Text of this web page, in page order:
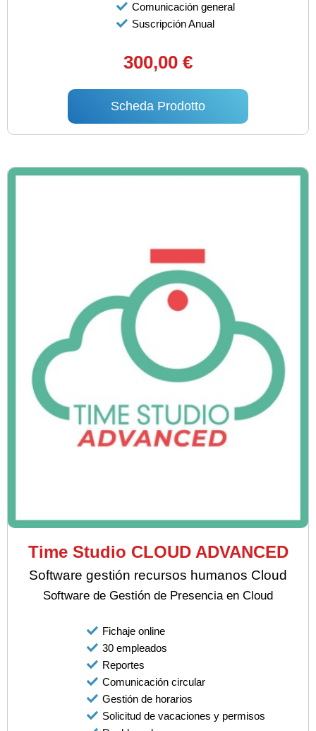
Comunicación general
Suscripción Anual
300,00 €
Scheda Prodotto
Time Studio CLOUD ADVANCED
Software gestión recursos humanos Cloud
Software de Gestión de Presencia en Cloud
Fichaje online
30 empleados
Reportes
Comunicación circular
Gestión de horarios
Solicitud de vacaciones y permisos